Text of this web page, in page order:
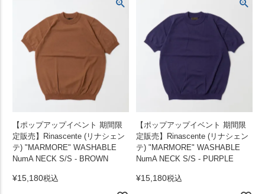
【ポップアップイベント 期間限
定販売】Rinascente (リナシェン
テ) "MARMORE" WASHABLE
NumA NECK S/S - BROWN
¥15,180税込
【ポップアップイベント 期間限
定販売】Rinascente (リナシェン
テ) "MARMORE" WASHABLE
NumA NECK S/S - PURPLE
¥15,180税込